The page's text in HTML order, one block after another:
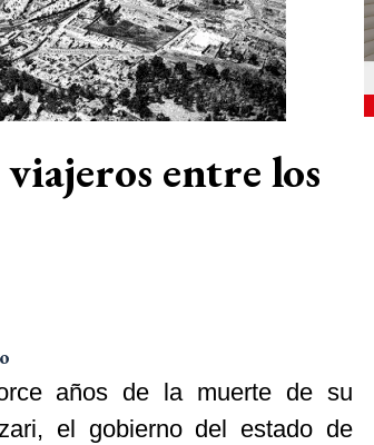
entre los
años de la muerte de su
el gobierno del estado de